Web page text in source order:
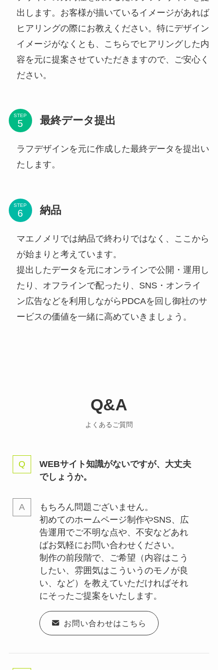
出します。お客様が描いているイメージがあれば
ヒアリングの際にお教えください。特にデザイン
イメージがなくとも、こちらでヒアリングした内
容を元に提案させていただきますので、ご安心く
ださい。
STEP 最終データ提出
ラフデザインを元に作成した最終データを提出い
たします。
STEP 納品
マエノメリでは納品で終わりではなく、ここから
が始まりと考えています。
提出したデータを元にオンラインで公開・運用し
たり、オフラインで配ったり、SNS・オンライ
ン広告などを利用しながらPDCAを回し御社のサ
ービスの価値を一緒に高めていきましょう。
Q&A
よくあるご質問
WEBサイト知識がないですが、大丈夫
でしょうか。
もちろん問題ございません。
初めてのホームページ制作やSNS、広
告運用でご不明な点や、不安などあれ
ばお気軽にお問い合わせください。
制作の前段階で、ご希望（内容はこう
したい、雰囲気はこういうのモノが良
い、など）を教えていただければそれ
にそったご提案をいたします。
お問い合わせはこちら